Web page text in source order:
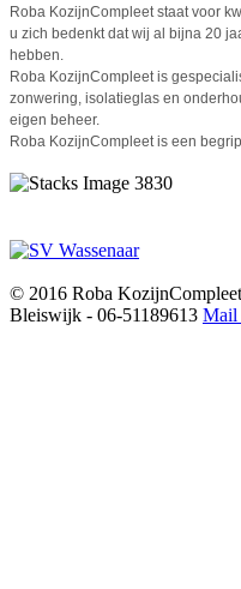
Roba KozijnCompleet staat voor
u zich bedenkt dat wij al bijna 20
hebben.
Roba KozijnCompleet is
zonwering, isolatieglas en
eigen beheer.
Roba KozijnCompleet is een
© 2016 Roba
Bleiswijk - 06-51189613 Mail